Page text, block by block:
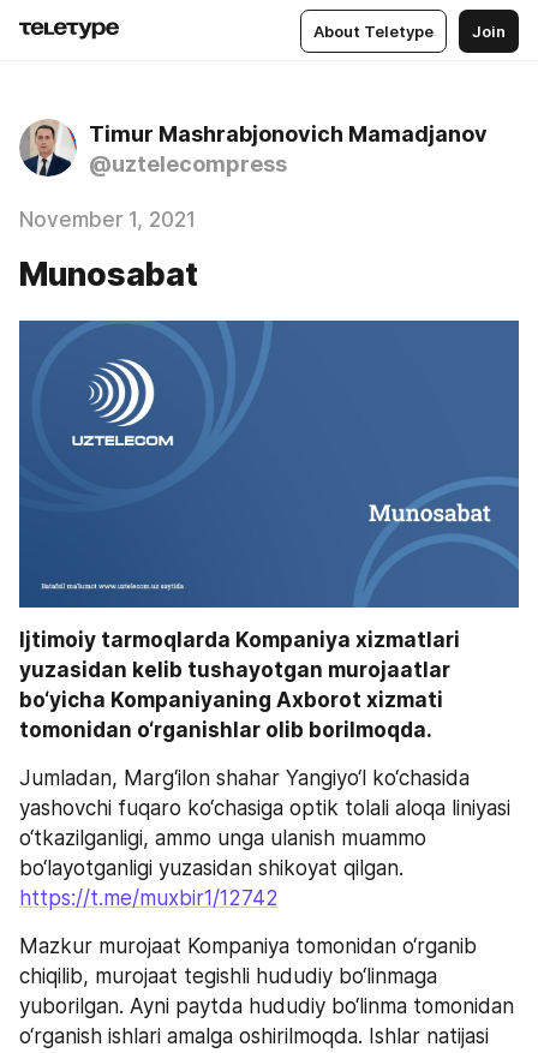
About Teletype Join
Timur Mashrabjonovich Mamadjanov
@uztelecompress
November 1, 2021
Munosabat
Ijtimoiy tarmoqlarda Kompaniya xizmatlari
yuzasidan kelib tushayotgan murojaatlar
bo‘yicha Kompaniyaning Axborot xizmati
tomonidan o‘rganishlar olib borilmoqda.
Jumladan, Marg‘ilon shahar Yangiyo‘l ko‘chasida
yashovchi fuqaro ko‘chasiga optik tolali aloqa liniyasi
o‘tkazilganligi, ammo unga ulanish muammo
https://t.me/muxbir1/12742
Mazkur murojaat Kompaniya tomonidan o‘rganib
chiqilib, murojaat tegishli hududiy bo‘linmaga
yuborilgan. Ayni paytda hududiy bo‘linma tomonidan
o‘rganish ishlari amalga oshirilmoqda. Ishlar natijasi